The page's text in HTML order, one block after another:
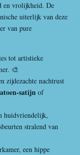
en vrolijkheid. De
uiterlijk van deze
van pure
tot artistieke
🎨
zijdezachte nachtrust
satijn of
huidvriendelijk,
stralend van
een hippe